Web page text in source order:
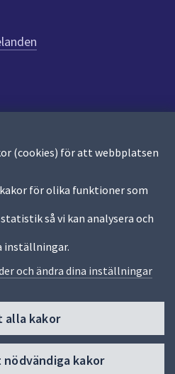
(cookies) för att webbplatsen
för olika funktioner som
så vi kan analysera och
inställningar.
och ändra dina inställningar
alla kakor
kakor
att följa oss